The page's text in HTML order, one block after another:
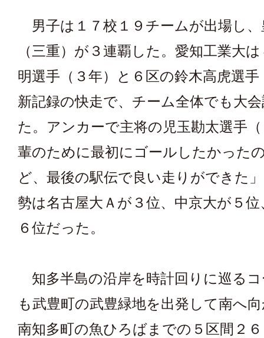
男子は１７校１９チームが出場し、
（三重）が３連覇した。愛知工業大
明選手（３年）と６区の鈴木高虎選
新記録の快走で、チーム全体でも大
た。アンカーで主将の児玉勘太選手
輩のために最初にゴールしたかった
ど、最後の駅伝で良い走りができた
勢は名古屋大Ａが３位、中京大が５
６位だった。
知多半島の沿岸を時計回りに巡る
も武豊町の武豊緑地を出発して南へ
南知多町の魚ひろばまでの５区間２